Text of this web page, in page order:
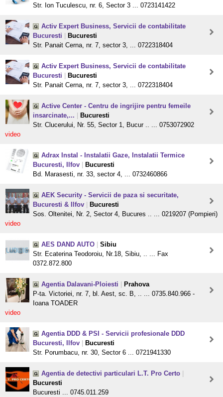
Str. Ion Tuculescu, nr. 6, Sector 3 ... 0723141422
Activ Expert Business, Servicii de contabilitate
Bucuresti
Bucuresti
Str. Panait Cerna, nr. 7, sector 3, ... 0722318404
Activ Expert Business, Servicii de contabilitate
Bucuresti
Bucuresti
Str. Panait Cerna, nr. 7, sector 3, ... 0722318404
Active Center - Centru de ingrijire pentru femeile
insarcinate,...
Bucuresti
Str. Clucerului, Nr. 55, Sector 1, Bucur .. ... 0753072902
video
Adrax Instal - Instalatii Gaze, Instalatii Termice
Bucuresti, Ilfov
Bucuresti
Bd. Marasesti, nr. 33, sector 4, ... 0732460866
AEK Security - Servicii de paza si securitate,
Bucuresti & Ilfov
Bucuresti
Sos. Oltenitei, Nr. 2, Sector 4, Bucures .. ... 0219207 (Pompieri)
video
AES DAND AUTO
Sibiu
Str. Ecaterina Teodoroiu, Nr.18, Sibiu, .. ... Fax
0372.872.800
Agentia Dalavani-Ploiesti
Prahova
P-ta. Victoriei, nr. 7, bl. Aest, sc. B, .. ... 0735.840.966 -
Ioana TOADER
video
Agentia DDD & PSI - Servicii profesionale DDD
Bucuresti, Ilfov
Bucuresti
Str. Porumbacu, nr. 30, Sector 6 ... 0721941330
Agentia de detectivi particulari L.T. Pro Certo
Bucuresti
Bucuresti ... 0745.011.259